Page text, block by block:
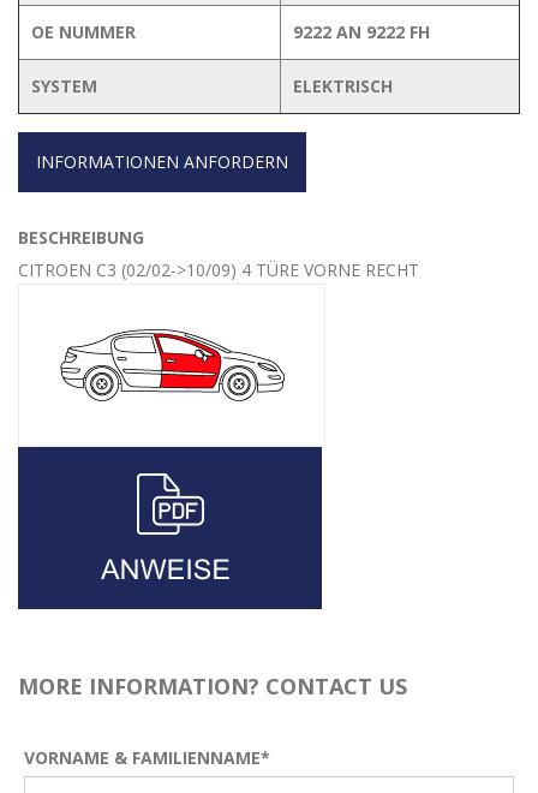
OE NUMMER 9222 AN 9222 FH
SYSTEM ELEKTRISCH
INFORMATIONEN ANFORDERN
BESCHREIBUNG
CITROEN C3 (02/02->10/09) 4 TÜRE VORNE RECHT
MORE INFORMATION? CONTACT US
VORNAME & FAMILIENNAME*